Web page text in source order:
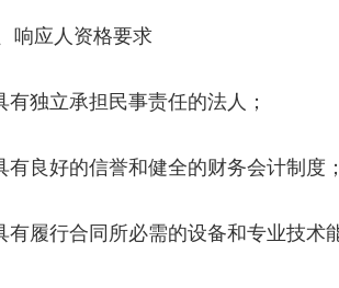
应人资格要求
独立承担民事责任的法人；
良好的信誉和健全的财务会计制度
履行合同所必需的设备和专业技术